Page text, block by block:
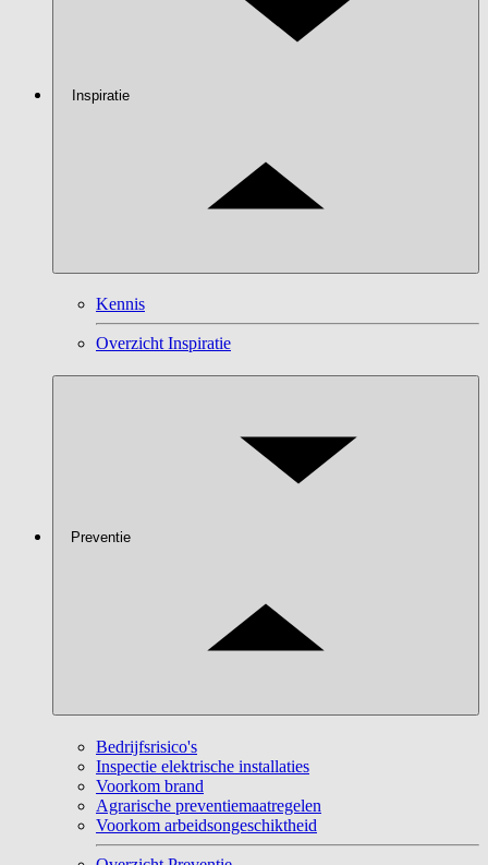
Inspiratie
Kennis
Overzicht Inspiratie
Preventie
Bedrijfsrisico's
Inspectie elektrische installaties
Voorkom brand
Agrarische preventiemaatregelen
Voorkom arbeidsongeschiktheid